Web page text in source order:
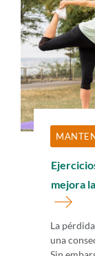
mejora
La
una